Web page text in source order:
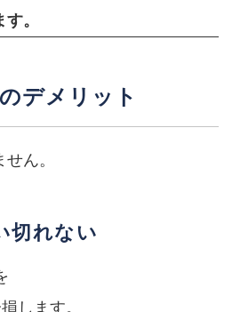
。
デメリット
ん。
切れない
します。